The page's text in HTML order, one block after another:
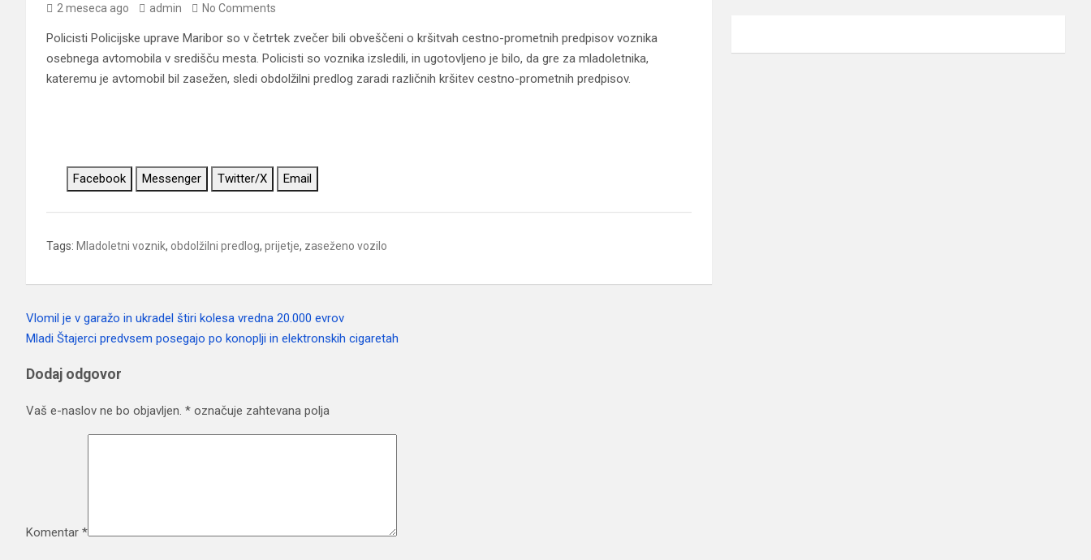
2 meseca ago admin No Comments
Policisti Policijske uprave Maribor so v četrtek zvečer bili obveščeni o kršitvah cestno-prometnih predpisov voznika
osebnega avtomobila v središču mesta. Policisti so voznika izsledili, in ugotovljeno je bilo, da gre za mladoletnika,
kateremu je avtomobil bil zasežen, sledi obdolžilni predlog zaradi različnih kršitev cestno-prometnih predpisov.
Facebook Messenger Twitter/X Email
Tags: Mladoletni voznik, obdolžilni predlog, prijetje, zaseženo vozilo
Navigacija
Vlomil je v garažo in ukradel štiri kolesa vredna 20.000 evrov
Mladi Štajerci predvsem posegajo po konoplji in elektronskih cigaretah
Dodaj odgovor
Vaš e-naslov ne bo objavljen. * označuje zahtevana polja
Komentar *